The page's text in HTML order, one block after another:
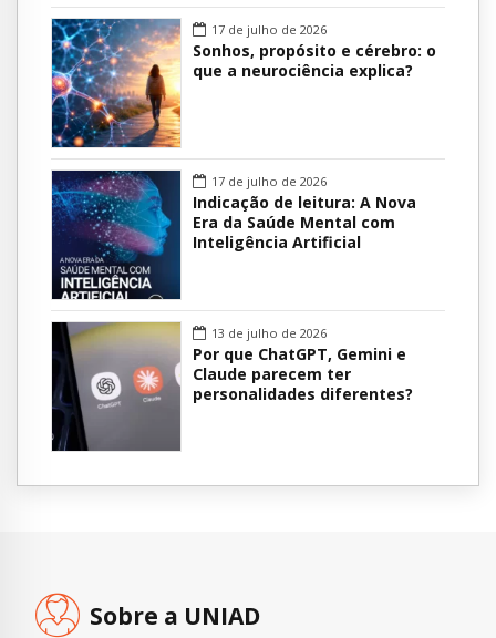
17 de julho de 2026
Sonhos, propósito e cérebro: o
que a neurociência explica?
17 de julho de 2026
Indicação de leitura: A Nova
Era da Saúde Mental com
Inteligência Artificial
13 de julho de 2026
Por que ChatGPT, Gemini e
Claude parecem ter
personalidades diferentes?
Sobre a UNIAD